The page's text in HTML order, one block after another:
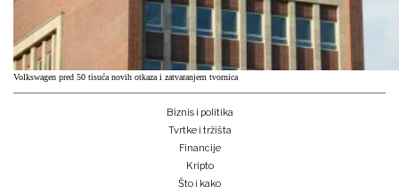
Volkswagen pred 50 tisuća novih otkaza i zatvaranjem tvornica
Biznis i politika
Tvrtke i tržišta
Financije
Kripto
Što i kako